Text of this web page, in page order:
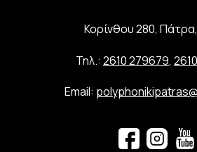
Κορίνθου 280,
Τηλ.: 2610 279679,
Email: